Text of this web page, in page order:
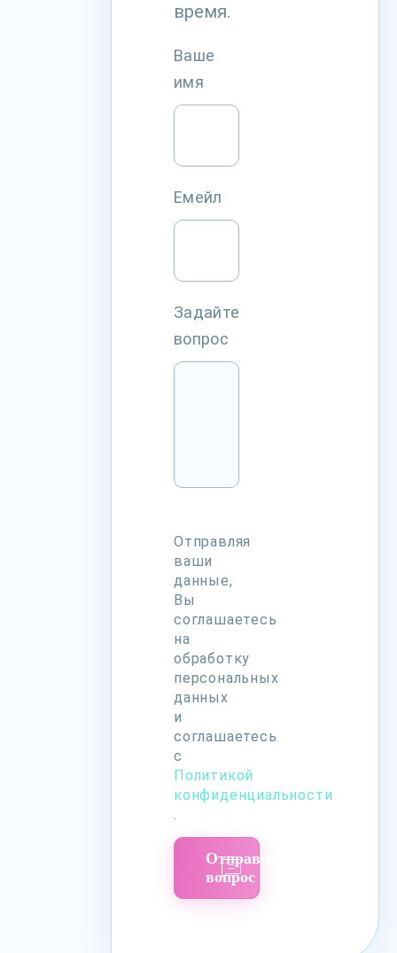
время.
Ваше
имя
Емейл
Задайте
вопрос
Отправляя
ваши
данные,
Вы
соглашаетесь
на
обработку
персональных
данных
и
соглашаетесь
с
Политикой
конфиденциальности
.
Отправить
вопрос